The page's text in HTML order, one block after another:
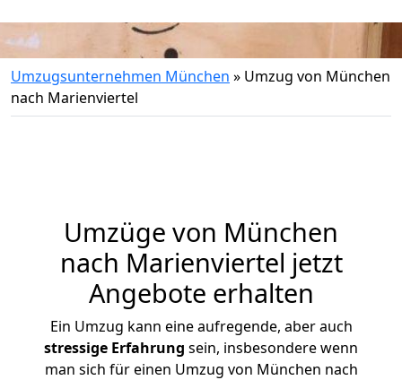
Umzugsunternehmen München » Umzug von München
nach Marienviertel
Umzüge von München
nach Marienviertel jetzt
Angebote erhalten
Ein Umzug kann eine aufregende, aber auch
stressige Erfahrung sein, insbesondere wenn
man sich für einen Umzug von München nach